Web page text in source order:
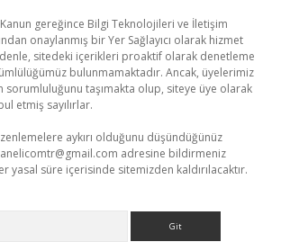
Kanun gereğince Bilgi Teknolojileri ve İletişim
onaylanmış bir Yer Sağlayıcı olarak hizmet
sitedeki içerikleri proaktif olarak denetleme
bulunmamaktadır. Ancak, üyelerimiz
sorumluluğunu taşımakta olup, siteye üye olarak
etmiş sayılırlar.
aykırı olduğunu düşündüğünüz
adresine bildirmeniz
yasal süre içerisinde sitemizden kaldırılacaktır.